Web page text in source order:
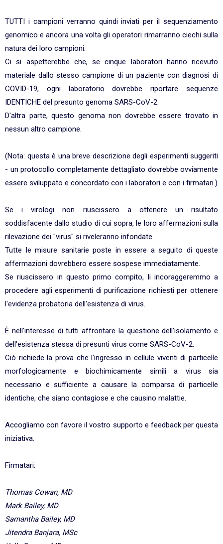
TUTTI i campioni verranno quindi inviati per il sequenziamento
genomico e ancora una volta gli operatori rimarranno ciechi sulla
natura dei loro campioni.
Ci si aspetterebbe che, se cinque laboratori hanno ricevuto
materiale dallo stesso campione di un paziente con diagnosi di
COVID-19, ogni laboratorio dovrebbe riportare sequenze
IDENTICHE del presunto genoma SARS-CoV-2.
D'altra parte, questo genoma non dovrebbe essere trovato in
nessun altro campione.
(Nota: questa è una breve descrizione degli esperimenti suggeriti
- un protocollo completamente dettagliato dovrebbe ovviamente
essere sviluppato e concordato con i laboratori e con i firmatari.)
Se i virologi non riuscissero a ottenere un risultato
soddisfacente dallo studio di cui sopra, le loro affermazioni sulla
rilevazione dei "virus" si riveleranno infondate.
Tutte le misure sanitarie poste in essere a seguito di queste
affermazioni dovrebbero essere sospese immediatamente.
Se riuscissero in questo primo compito, li incoraggeremmo a
procedere agli esperimenti di purificazione richiesti per ottenere
l'evidenza probatoria dell'esistenza di virus.
È nell'interesse di tutti affrontare la questione dell'isolamento e
dell'esistenza stessa di presunti virus come SARS-CoV-2.
Ciò richiede la prova che l'ingresso in cellule viventi di particelle
morfologicamente e biochimicamente simili a virus sia
necessario e sufficiente a causare la comparsa di particelle
identiche, che siano contagiose e che causino malattie.
Accogliamo con favore il vostro supporto e feedback per questa
iniziativa.
Firmatari:
Thomas Cowan, MD
Mark Bailey, MD
Samantha Bailey, MD
Jitendra Banjara, MSc